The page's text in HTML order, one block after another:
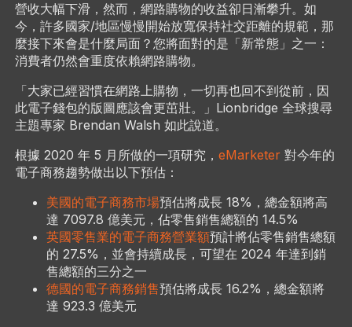
營收大幅下滑，然而，網路購物的收益卻日漸攀升。如
今，許多國家/地區慢慢開始放寬保持社交距離的規範，那
麼接下來會是什麼局面？您將面對的是「新常態」之一：
消費者仍然會重度依賴網路購物。
「大家已經習慣在網路上購物，一切再也回不到從前，因
此電子錢包的版圖應該會更茁壯。」Lionbridge 全球搜尋
主題專家 Brendan Walsh 如此說道。
根據 2020 年 5 月所做的一項研究， eMarketer對今年的
電子商務趨勢做出以下預估：
美國的電子商務市場預估將成長 18%，總金額將高
達 7097.8 億美元，佔零售銷售總額的 14.5%
英國零售業的電子商務營業額預計將佔零售銷售總額
的 27.5%，並會持續成長，可望在 2024 年達到銷
售總額的三分之一
德國的電子商務銷售預估將成長 16.2%，總金額將
達 923.3 億美元